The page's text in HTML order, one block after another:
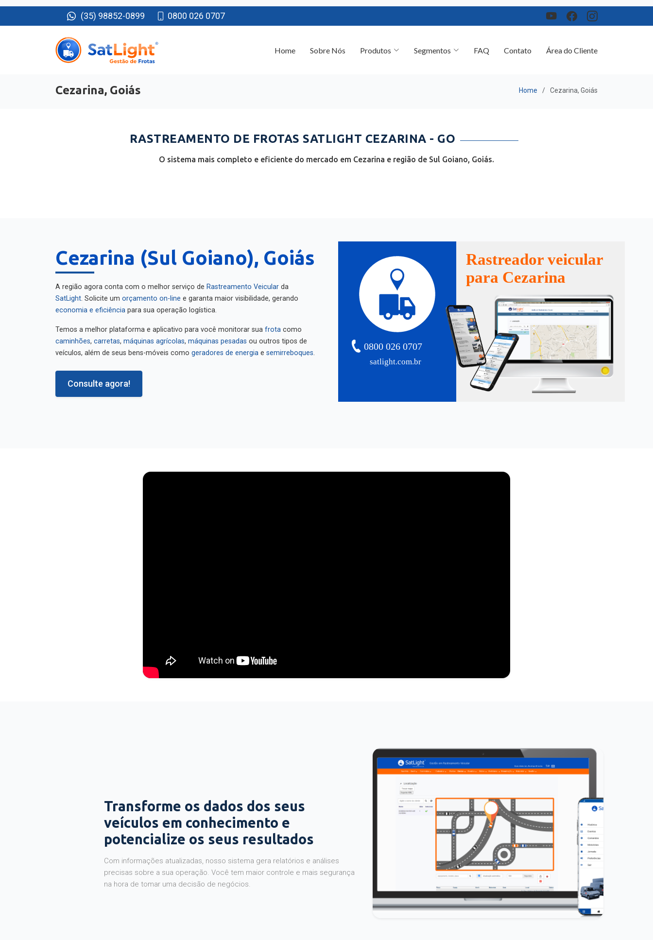
(35) 98852-0899 0800 026 0707
Cezarina, Goiás Home Cezarina, Goiás
RASTREAMENTO DE FROTAS SATLIGHT CEZARINA - GO
O sistema mais completo e eficiente do mercado em Cezarina e região de Sul Goiano, Goiás.
Cezarina (Sul Goiano), Goiás
A região agora conta com o melhor serviço de Rastreamento Veicular
da
SatLight . Solicite um orçamento on-line
e garanta maior visibilidade, gerando
economia e eficiência
para sua operação logística.
Temos a melhor plataforma e aplicativo para você monitorar sua frota
caminhões
carretas máquinas agrícolas máquinas pesadas
ou outros tipos de
veículos, além de seus bens-móveis como
geradores de energia semirreboques
Consulte agora!
satlight.com.br
0800 026 0707
Rastreador veicular
para Cezarina
Transforme os dados dos seus
veículos em conhecimento e
potencialize os seus resultados
Com informações atualizadas, nosso sistema gera relatórios e análises
precisas sobre a sua operação. Você tem maior controle e mais segurança
na hora de tomar uma decisão de negócios.